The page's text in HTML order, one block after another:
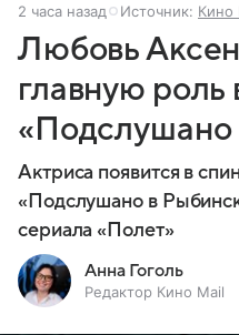
2 часа назад Источник: Кино
Любовь
главную роль
«Подслушано
Актриса появится в
«Подслушано в
сериала «Полет»
Анна Гоголь
Редактор Кино Mail